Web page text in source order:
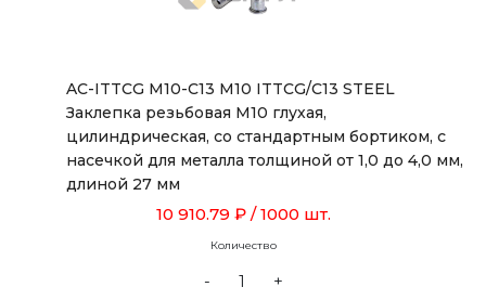
AC-ITTСG M10-C13 M10 ITTСG/C13 STEEL
Заклепка резьбовая М10 глухая,
цилиндрическая, со стандартным бортиком, с
насечкой для металла толщиной от 1,0 до 4,0 мм,
длиной 27 мм
10 910.79 ₽ / 1000 шт.
Количество
- +